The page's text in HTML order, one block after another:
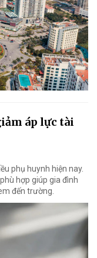
áp lực tài
phụ huynh hiện nay.
hợp giúp gia đình
đến trường.